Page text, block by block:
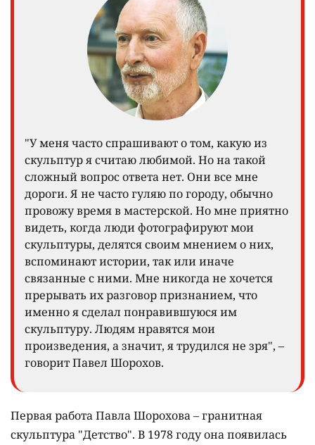
"У меня часто спрашивают о том, какую из
скульптур я считаю любимой. Но на такой
сложный вопрос ответа нет. Они все мне
дороги. Я не часто гуляю по городу, обычно
провожу время в мастерской. Но мне приятно
видеть, когда люди фотографируют мои
скульптуры, делятся своим мнением о них,
вспоминают истории, так или иначе
связанные с ними. Мне никогда не хочется
прерывать их разговор признанием, что
именно я сделал понравившуюся им
скульптуру. Людям нравятся мои
произведения, а значит, я трудился не зря", –
говорит Павел Шорохов.
Первая работа Павла Шорохова – гранитная
скульптура "Детство". В 1978 году она появилась